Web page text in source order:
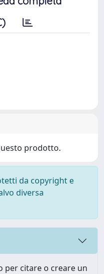
prodotto.
da copyright e
diversa
per citare o creare un